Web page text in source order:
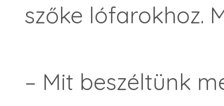
szőke lófarokhoz.
– Mit beszéltünk